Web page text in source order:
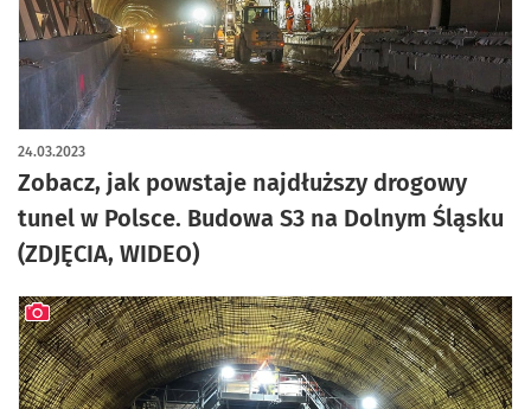
Zobacz, jak powstaje najdłuższy drogowy
tunel w Polsce. Budowa S3 na Dolnym Śląsku
(ZDJĘCIA, WIDEO)
24.03.2023
artykuł z galerią zdjęć